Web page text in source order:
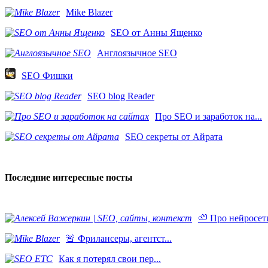
Mike Blazer
SEO от Анны Ященко
Англоязычное SEO
SEO Фишки
SEO blog Reader
Про SEO и заработок на...
SEO секреты от Айрата
Последние интересные посты
🦥 Про
​🚨 Фрилансеры, агентст...
Как я потерял свои пер...